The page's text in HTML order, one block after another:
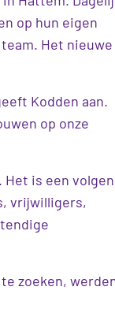
op hun eigen
Het nieuwe
Kodden aan.
op onze
Het is een
vrijwilligers,
zoeken,